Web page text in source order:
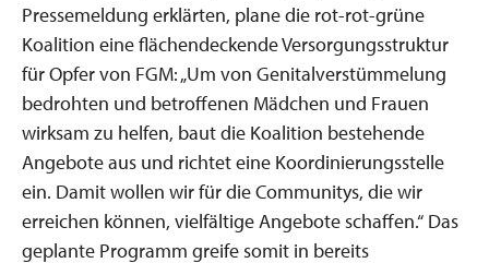
Pressemeldung erklärten, plane die rot-rot-grüne
Koalition eine flächendeckende Versorgungsstruktur
für Opfer von FGM: „Um von Genitalverstümmelung
bedrohten und betroffenen Mädchen und Frauen
wirksam zu helfen, baut die Koalition bestehende
Angebote aus und richtet eine Koordinierungsstelle
ein. Damit wollen wir für die Communitys, die wir
erreichen können, vielfältige Angebote schaffen.“ Das
geplante Programm greife somit in bereits